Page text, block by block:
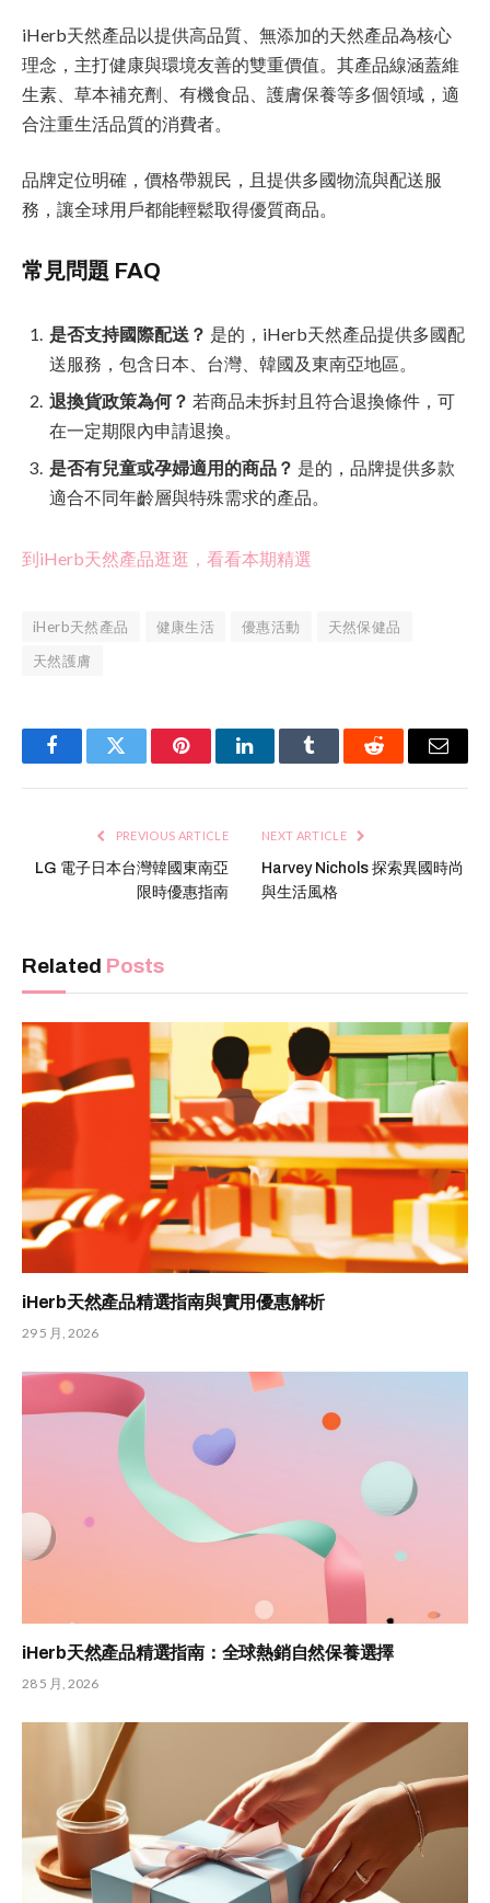
iHerb天然產品以提供高品質、無添加的天然產品為核心
理念，主打健康與環境友善的雙重價值。其產品線涵蓋維
生素、草本補充劑、有機食品、護膚保養等多個領域，適
合注重生活品質的消費者。
品牌定位明確，價格帶親民，且提供多國物流與配送服
務，讓全球用戶都能輕鬆取得優質商品。
常見問題 FAQ
是否支持國際配送？ 是的，iHerb天然產品提供多國配
送服務，包含日本、台灣、韓國及東南亞地區。
退換貨政策為何？ 若商品未拆封且符合退換條件，可
在一定期限內申請退換。
是否有兒童或孕婦適用的商品？ 是的，品牌提供多款
適合不同年齡層與特殊需求的產品。
到iHerb天然產品逛逛，看看本期精選
iHerb天然產品 健康生活 優惠活動
天然保健品
天然護膚
FacebookTwitter PinterestLinkedInTumblr Reddit Email
PREVIOUS ARTICLE
LG 電子日本台灣韓國東南亞
限時優惠指南
NEXT ARTICLE
Harvey Nichols 探索異國時尚
與生活風格
Related Posts
iHerb天然產品精選指南與實用優惠解析
29 5 月, 2026
iHerb天然產品精選指南：全球熱銷自然保養選擇
28 5 月, 2026